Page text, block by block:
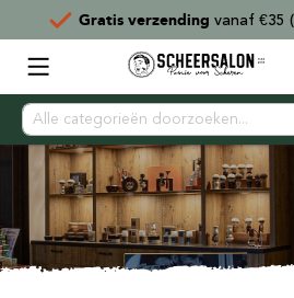
vanaf €35 (NL) of €50 (BE & DE)